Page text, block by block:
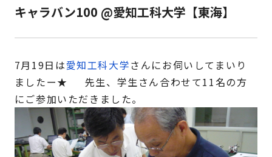
キャラバン100 @愛知工科大学【東海】
7月19日は愛知工科大学さんにお伺いしてまいり
ましたー★ 先生、学生さん合わせて11名の方
にご参加いただきました。